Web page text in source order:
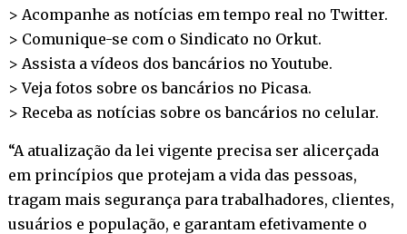
> Acompanhe as notícias em tempo real no Twitter.
> Comunique-se com o Sindicato no Orkut.
> Assista a vídeos dos bancários noYoutube.
> Veja fotos sobre os bancários no Picasa.
> Receba as notícias sobre os bancários no celular.
“A atualização da lei vigente precisa ser alicerçada
em princípios que protejam a vida das pessoas,
tragam mais segurança para trabalhadores, clientes,
usuários e população, e garantam efetivamente o